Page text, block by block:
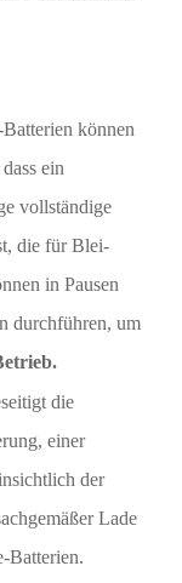
können
ein
vollständige
die für Blei-
in Pausen
durchführen, um
die
einer
der
Lade
Batterien.